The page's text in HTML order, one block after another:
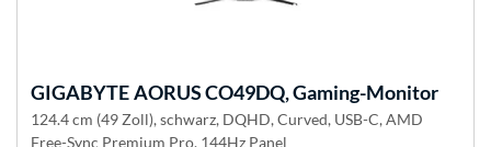
GIGABYTEAORUS CO49DQ, Gaming-Monitor
124.4 cm (49 Zoll), schwarz, DQHD, Curved, USB-C, AMD
Free-Sync Premium Pro, 144Hz Panel